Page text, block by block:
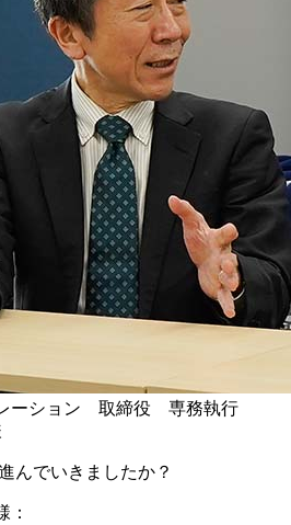
ーション 取締役 専務執行
んでいきましたか？
：